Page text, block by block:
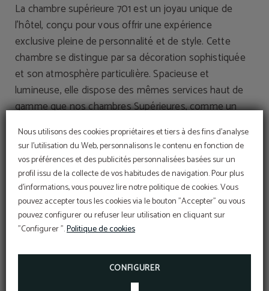
Nous utilisons des cookies propriétaires et tiers à des fins d'analyse
sur l'utilisation du Web, personnalisons le contenu en fonction de
vos préférences et des publicités personnalisées basées sur un
profil issu de la collecte de vos habitudes de navigation. Pour plus
d'informations, vous pouvez lire notre politique de cookies. Vous
pouvez accepter tous les cookies via le bouton "Accepter" ou vous
pouvez configurer ou refuser leur utilisation en cliquant sur
"Configurer ".Politique de cookies
CONFIGURER
La chambre supérieure 701 est un joyau unique de
l’hôtel, conçu pour vous offrir une expérience
exclusive pleine de personnalité et de style. Cette
chambre se distingue par sa décoration sophistiquée
et son atmosphère particulière. Spacieuse et
lumineuse, elle dispose des mêmes services haut de
gamme que nos chambres Supérieures, comme un
télévision connectée et une connexion Wi-Fi à haute
vitesse. La douche moderne et les détails
soigneusement choisis garantissent un séjour de luxe.
Idéale pour ceux qui recherchent un coin avec du
caractère, la chambre supérieure 701 est l’endroit idéal
pour se déconnecter et profiter de la mer à son
meilleur.